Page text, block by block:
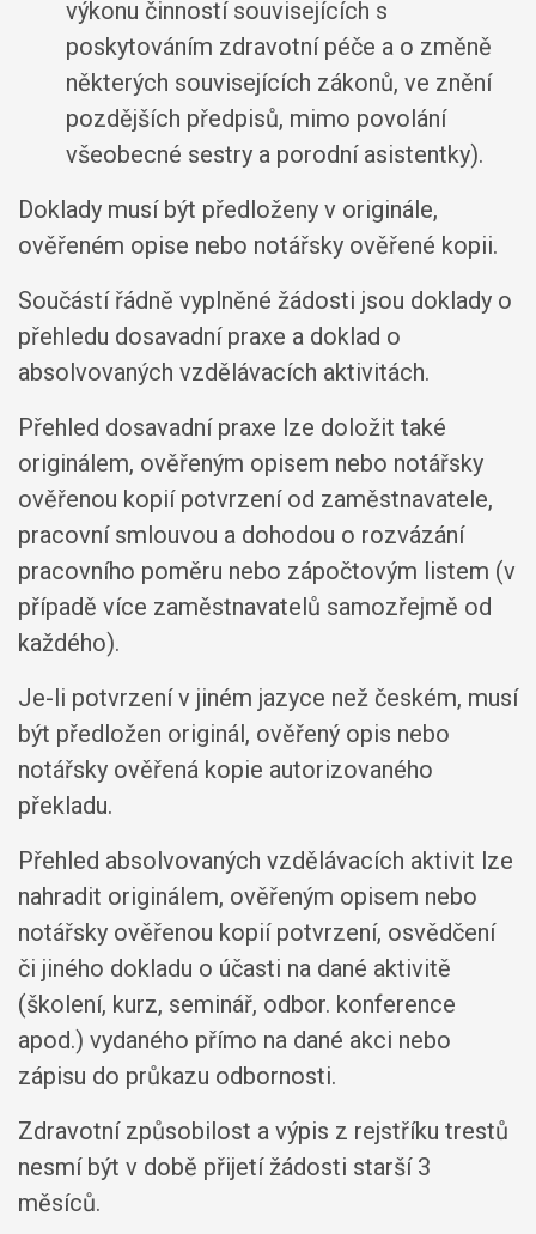
výkonu činností souvisejících s
poskytováním zdravotní péče a o změně
některých souvisejících zákonů, ve znění
pozdějších předpisů, mimo povolání
všeobecné sestry a porodní asistentky).
Doklady musí být předloženy v originále,
ověřeném opise nebo notářsky ověřené kopii.
Součástí řádně vyplněné žádosti jsou doklady o
přehledu dosavadní praxe a doklad o
absolvovaných vzdělávacích aktivitách.
Přehled dosavadní praxe lze doložit také
originálem, ověřeným opisem nebo notářsky
ověřenou kopií potvrzení od zaměstnavatele,
pracovní smlouvou a dohodou o rozvázání
pracovního poměru nebo zápočtovým listem (v
případě více zaměstnavatelů samozřejmě od
každého).
Je-li potvrzení v jiném jazyce než českém, musí
být předložen originál, ověřený opis nebo
notářsky ověřená kopie autorizovaného
překladu.
Přehled absolvovaných vzdělávacích aktivit lze
nahradit originálem, ověřeným opisem nebo
notářsky ověřenou kopií potvrzení, osvědčení
či jiného dokladu o účasti na dané aktivitě
(školení, kurz, seminář, odbor. konference
apod.) vydaného přímo na dané akci nebo
zápisu do průkazu odbornosti.
Zdravotní způsobilost a výpis z rejstříku trestů
nesmí být v době přijetí žádosti starší 3
měsíců.